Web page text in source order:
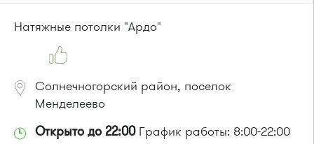
Натяжные потолки "Ардо"
Солнечногорский район, поселок
Менделеево
Открыто до 22:00График работы: 8:00-22:00